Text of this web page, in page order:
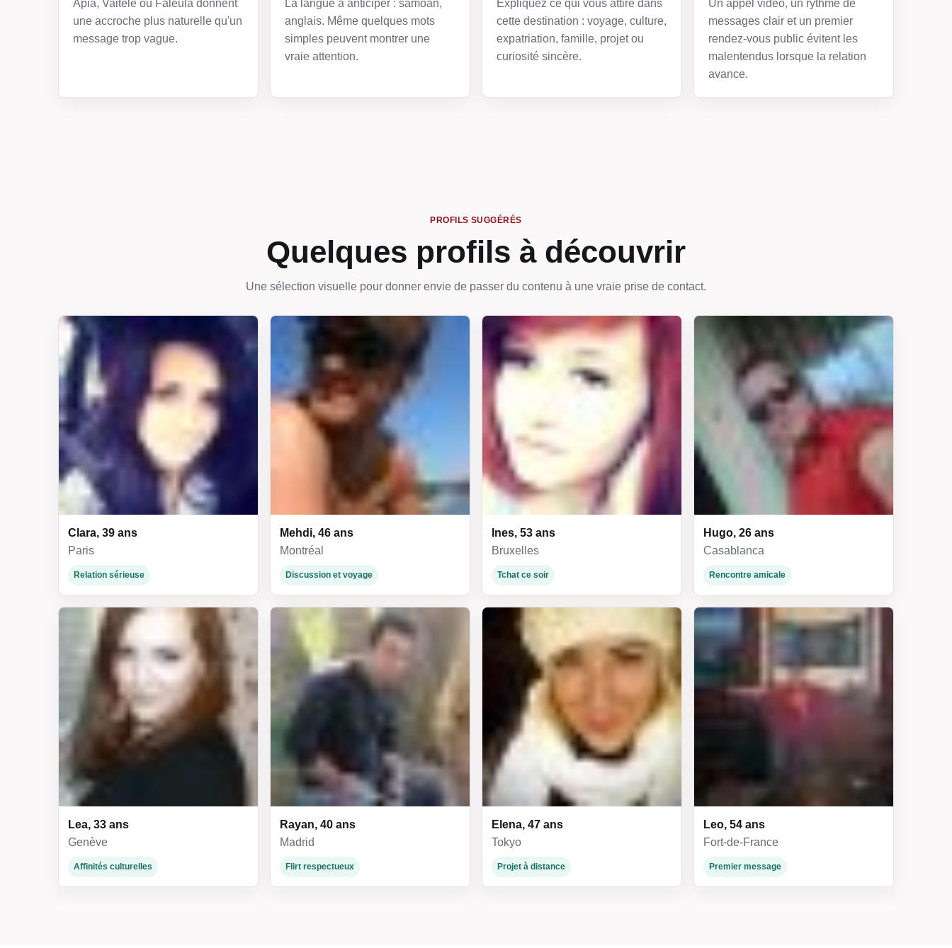
Apia, Vaitele ou Faleula donnent
une accroche plus naturelle qu'un
message trop vague.
La langue à anticiper : samoan,
anglais. Même quelques mots
simples peuvent montrer une
vraie attention.
Expliquez ce qui vous attire dans
cette destination : voyage, culture,
expatriation, famille, projet ou
curiosité sincère.
Un appel vidéo, un rythme de
messages clair et un premier
rendez-vous public évitent les
malentendus lorsque la relation
avance.
PROFILS SUGGÉRÉS
Quelques profils à découvrir
Une sélection visuelle pour donner envie de passer du contenu à une vraie prise de contact.
Clara, 39 ans
Paris
Relation sérieuse
Mehdi, 46 ans
Montréal
Discussion et voyage
Ines, 53 ans
Bruxelles
Tchat ce soir
Hugo, 26 ans
Casablanca
Rencontre amicale
Lea, 33 ans
Genève
Affinités culturelles
Rayan, 40 ans
Madrid
Flirt respectueux
Elena, 47 ans
Tokyo
Projet à distance
Leo, 54 ans
Fort-de-France
Premier message